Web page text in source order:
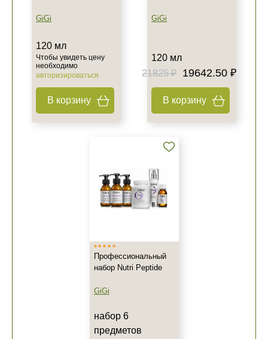
GiGi
120 мл
Чтобы увидеть цену
необходимо
авторизироваться
В корзину
GiGi
120 мл
21825 ₽
19642.50 ₽
В корзину
Профессиональный
набор Nutri Peptide
GiGi
набор 6
предметов